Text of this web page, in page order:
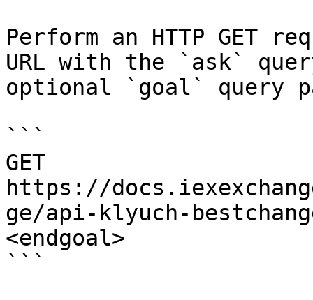
Perform an HTTP GET
URL with the `ask`
optional `goal` query
```
GET
https://
ge/api-klyuch-
<endgoal>
```